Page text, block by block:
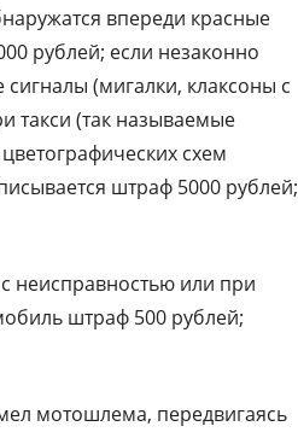
впереди красные
рублей; если незаконно
(мигалки, клаксоны с
такси (так называемые
схем
штраф 5000 рублей;
неисправностью или при
штраф 500 рублей;
мотошлема, передвигаясь